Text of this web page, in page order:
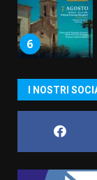
7
I NOSTRI